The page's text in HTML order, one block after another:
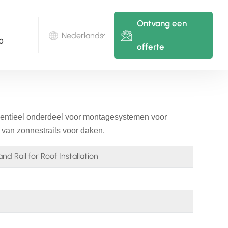
Nederlands
italiano
español
português
Nederlands
Ontvang een
offerte
onderdeel voor montagesystemen voor
zonnestrails voor daken.
Rail for Roof Installation